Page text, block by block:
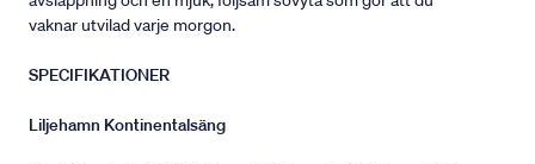
vaknar utvilad varje morgon.
SPECIFIKATIONER
Liljehamn Kontinentalsäng